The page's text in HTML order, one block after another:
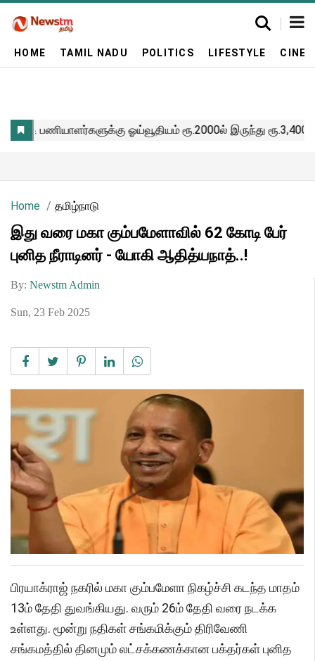
HOME TAMIL NADU POLITICS LIFESTYLE
Home தமிழ்நாடு
இது வரை மகா கும்பமேளாவில் 62 கோடி பேர்
புனித நீராடினர் - யோகி ஆதித்யநாத்..!
By: Newstm Admin
Sun, 23 Feb 2025
பிரயாக்ராஜ் நகரில் மகா கும்பமேளா நிகழ்ச்சி கடந்த மாதம்
13ம் தேதி துவங்கியது. வரும் 26ம் தேதி வரை நடக்க
உள்ளது. மூன்று நதிகள் சங்கமிக்கும் திரிவேணி
சங்கமத்தில் தினமும் லட்சக்கணக்கான பக்தர்கள் புனித